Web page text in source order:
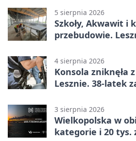
5 sierpnia 2026
Szkoły, Akwawit i
przebudowie.
4 sierpnia 2026
Konsola zniknęła
Lesznie. 38-latek
3 sierpnia 2026
Wielkopolska w
kategorie i 20 tys.